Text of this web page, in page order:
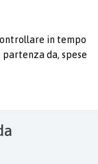
in tempo
da, spese